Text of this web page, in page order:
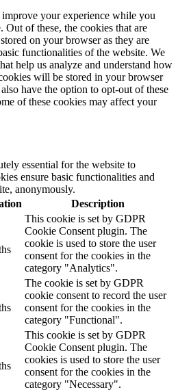
your experience while you
Out of these, the cookies that are
on your browser as they are
functionalities of the website. We
help us analyze and understand how
will be stored in your browser
have the option to opt-out of these
of these cookies may affect your
essential for the website to
ensure basic functionalities and
anonymously.
Description
This cookie is set by GDPR
Cookie Consent plugin. The
cookie is used to store the user
consent for the cookies in the
category "Analytics".
The cookie is set by GDPR
cookie consent to record the user
consent for the cookies in the
category "Functional".
This cookie is set by GDPR
Cookie Consent plugin. The
cookies is used to store the user
consent for the cookies in the
category "Necessary".